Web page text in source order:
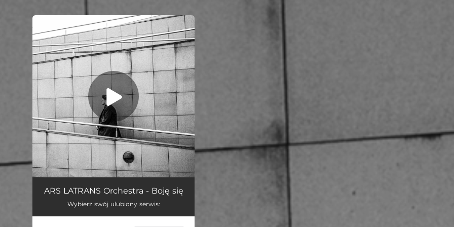
You're all set!
Boję Się 03:31
ARS LATRANS Orchestra - Boję się
Wybierz swój ulubiony serwis: